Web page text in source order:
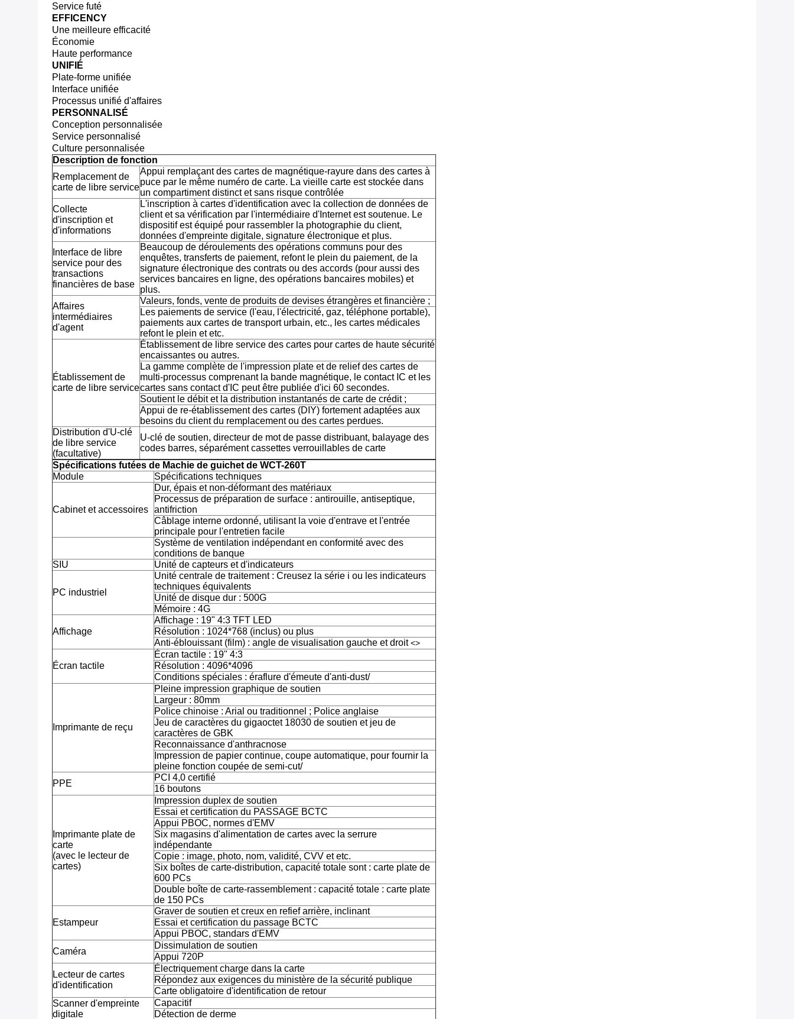
Service futé
EFFICENCY
Une meilleure efficacité
Économie
Haute performance
UNIFIÉ
Plate-forme unifiée
Interface unifiée
Processus unifié d'affaires
PERSONNALISÉ
Conception personnalisée
Service personnalisé
Culture personnalisée
Description de fonction
Remplacement de
carte de libre service
Appui remplaçant des cartes de magnétique-rayure dans des cartes à
puce par le même numéro de carte. La vieille carte est stockée dans
un compartiment distinct et sans risque contrôlée
Collecte
d'inscription et
d'informations
L'inscription à cartes d'identification avec la collection de données de
client et sa vérification par l'intermédiaire d'Internet est soutenue. Le
dispositif est équipé pour rassembler la photographie du client,
données d'empreinte digitale, signature électronique et plus.
Interface de libre
service pour des
transactions
financières de base
Beaucoup de déroulements des opérations communs pour des
enquêtes, transferts de paiement, refont le plein du paiement, de la
signature électronique des contrats ou des accords (pour aussi des
services bancaires en ligne, des opérations bancaires mobiles) et
plus.
Affaires
intermédiaires
d'agent
Valeurs, fonds, vente de produits de devises étrangères et financière ;
Les paiements de service (l'eau, l'électricité, gaz, téléphone portable),
paiements aux cartes de transport urbain, etc., les cartes médicales
refont le plein et etc.
Établissement de
carte de libre service
Établissement de libre service des cartes pour cartes de haute sécurité
encaissantes ou autres.
La gamme complète de l'impression plate et de relief des cartes de
multi-processus comprenant la bande magnétique, le contact IC et les
cartes sans contact d'IC peut être publiée d'ici 60 secondes.
Soutient le débit et la distribution instantanés de carte de crédit ;
Appui de re-établissement des cartes (DIY) fortement adaptées aux
besoins du client du remplacement ou des cartes perdues.
Distribution d'U-clé
de libre service
(facultative)
U-clé de soutien, directeur de mot de passe distribuant, balayage des
codes barres, séparément cassettes verrouillables de carte
Spécifications futées de Machie de guichet de WCT-260T
Module
Spécifications techniques
Cabinet et accessoires
Dur, épais et non-déformant des matériaux
Processus de préparation de surface : antirouille, antiseptique,
antifriction
Câblage interne ordonné, utilisant la voie d'entrave et l'entrée
principale pour l'entretien facile
Système de ventilation indépendant en conformité avec des
conditions de banque
SIU
Unité de capteurs et d'indicateurs
PC industriel
Unité centrale de traitement : Creusez la série i ou les indicateurs
techniques équivalents
Unité de disque dur : 500G
Mémoire : 4G
Affichage
Affichage : 19" 4:3 TFT LED
Résolution : 1024*768 (inclus) ou plus
Anti-éblouissant (film) : angle de visualisation gauche et droit<>
Écran tactile
Écran tactile : 19" 4:3
Résolution : 4096*4096
Conditions spéciales : éraflure d'émeute d'anti-dust/
Imprimante de reçu
Pleine impression graphique de soutien
Largeur : 80mm
Police chinoise : Arial ou traditionnel ; Police anglaise
Jeu de caractères du gigaoctet 18030 de soutien et jeu de
caractères de GBK
Reconnaissance d'anthracnose
Impression de papier continue, coupe automatique, pour fournir la
pleine fonction coupée de semi-cut/
PPE
PCI 4,0 certifié
16 boutons
Imprimante plate de
carte
(avec le lecteur de
cartes)
Impression duplex de soutien
Essai et certification du PASSAGE BCTC
Appui PBOC, normes d'EMV
Six magasins d'alimentation de cartes avec la serrure
indépendante
Copie : image, photo, nom, validité, CVV et etc.
Six boîtes de carte-distribution, capacité totale sont : carte plate de
600 PCs
Double boîte de carte-rassemblement : capacité totale : carte plate
de 150 PCs
Estampeur
Graver de soutien et creux en refief arrière, inclinant
Essai et certification du passage BCTC
Appui PBOC, standars d'EMV
Caméra
Dissimulation de soutien
Appui 720P
Lecteur de cartes
d'identification
Électriquement charge dans la carte
Répondez aux exigences du ministère de la sécurité publique
Carte obligatoire d'identification de retour
Scanner d'empreinte
digitale
Capacitif
Détection de derme